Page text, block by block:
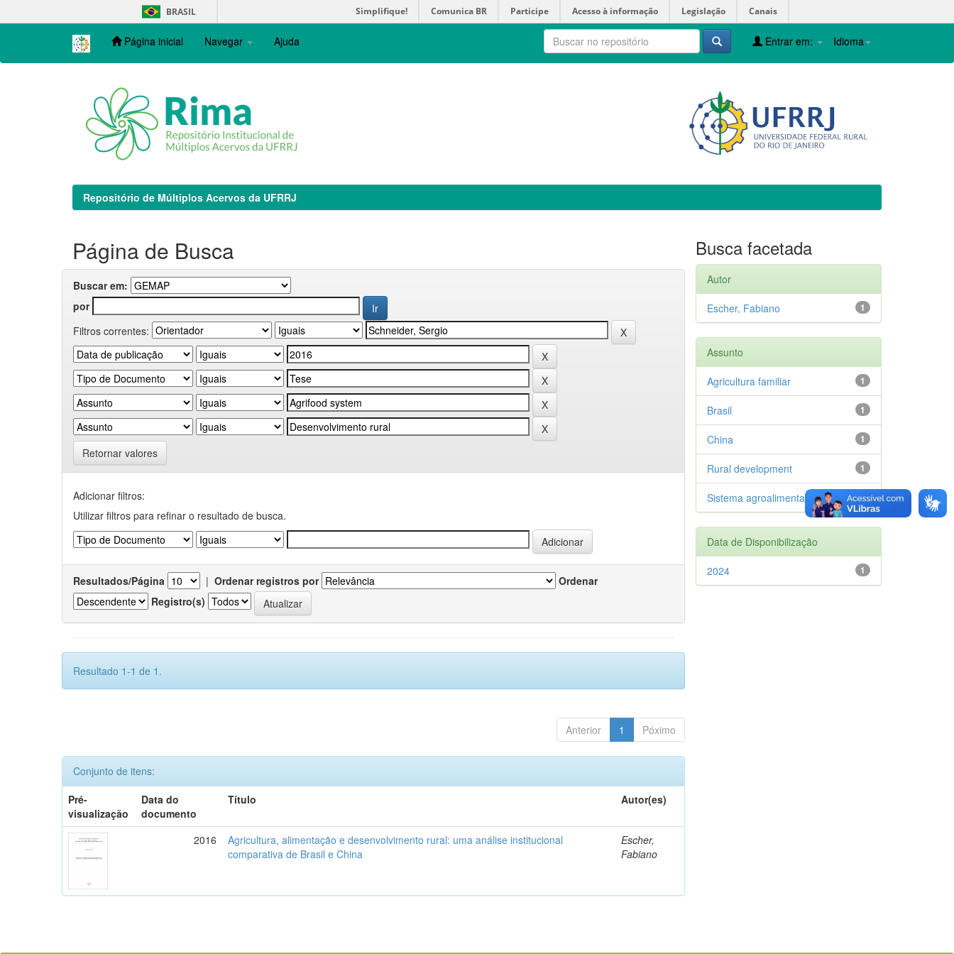
navigation
BRASIL Simplifique! Comunica BR Participe Acesso à informação Legislação Canais
Página inicial Navegar Ajuda Idioma
Entrar em:
Repositório de Múltiplos Acervos da UFRRJ
Página de Busca
Buscar em:
por
Filtros correntes:
Retornar valores
Adicionar filtros:
Utilizar filtros para refinar o resultado de busca.
Resultados/Página | Ordenar registros por
Ordenar
Registro(s)
Resultado 1-1 de 1.
Anterior 1 Póximo
Conjunto de itens:
Pré-
visualização
Data do
documento
Título Autor(es)
2016
Agricultura, alimentação e desenvolvimento rural: uma análise institucional
comparativa de Brasil e China
Escher,
Fabiano
Busca facetada
Autor
1
Escher, Fabiano
Assunto
1
Agricultura familiar
1
Brasil
1
China
1
Rural development
1
Sistema agroalimentar
Data de Disponibilização
1
2024